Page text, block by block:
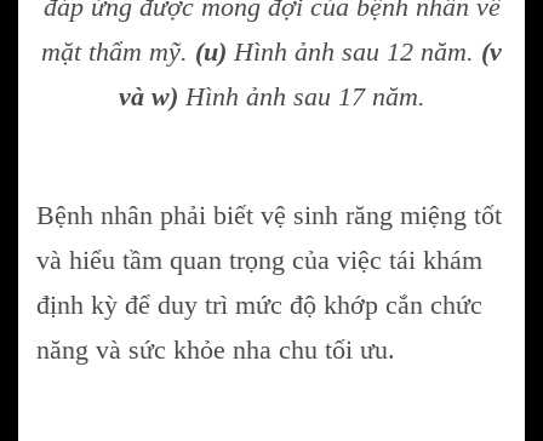
đáp ứng được mong đợi của bệnh nhân về
mặt thẩm mỹ. (u) Hình ảnh sau 12 năm. (v
và w) Hình ảnh sau 17 năm.
Bệnh nhân phải biết vệ sinh răng miệng tốt
và hiểu tầm quan trọng của việc tái khám
định kỳ để duy trì mức độ khớp cắn chức
năng và sức khỏe nha chu tối ưu.